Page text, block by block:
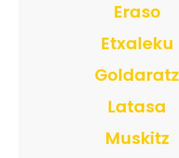
Eraso
Etxaleku
Goldaratz
Latasa
Muskitz